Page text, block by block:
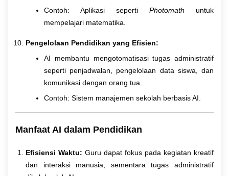
Contoh: Aplikasi seperti Photomath untuk
mempelajari matematika.
Pengelolaan Pendidikan yang Efisien:
AI membantu mengotomatisasi tugas administratif
seperti penjadwalan, pengelolaan data siswa, dan
komunikasi dengan orang tua.
Contoh: Sistem manajemen sekolah berbasis AI.
Manfaat AI dalam Pendidikan
Efisiensi Waktu: Guru dapat fokus pada kegiatan kreatif
dan interaksi manusia, sementara tugas administratif